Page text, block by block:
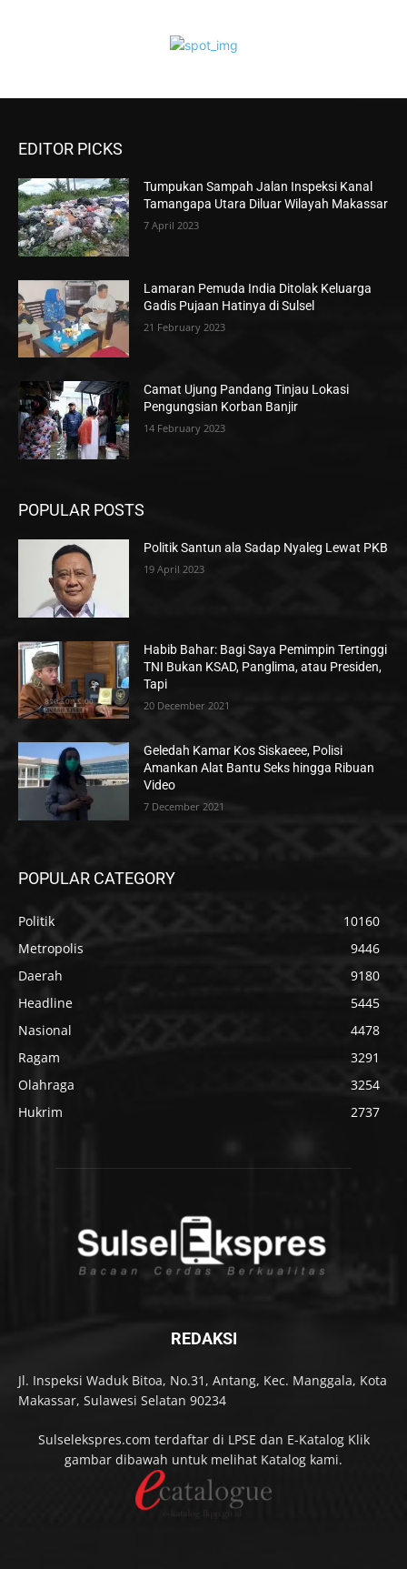
EDITOR PICKS
Tumpukan Sampah Jalan Inspeksi Kanal
Tamangapa Utara Diluar Wilayah Makassar
7 April 2023
Lamaran Pemuda India Ditolak Keluarga
Gadis Pujaan Hatinya di Sulsel
21 February 2023
Camat Ujung Pandang Tinjau Lokasi
Pengungsian Korban Banjir
14 February 2023
POPULAR POSTS
Politik Santun ala Sadap Nyaleg Lewat PKB
19 April 2023
Habib Bahar: Bagi Saya Pemimpin Tertinggi
TNI Bukan KSAD, Panglima, atau Presiden,
Tapi
20 December 2021
Geledah Kamar Kos Siskaeee, Polisi
Amankan Alat Bantu Seks hingga Ribuan
Video
7 December 2021
POPULAR CATEGORY
Politik
10160
Metropolis
9446
Daerah
9180
Headline
5445
Nasional
4478
Ragam
3291
Olahraga
3254
Hukrim
2737
REDAKSI
Jl. Inspeksi Waduk Bitoa, No.31, Antang, Kec. Manggala, Kota
Makassar, Sulawesi Selatan 90234
Sulselekspres.com terdaftar di LPSE dan E-Katalog Klik
gambar dibawah untuk melihat Katalog kami.